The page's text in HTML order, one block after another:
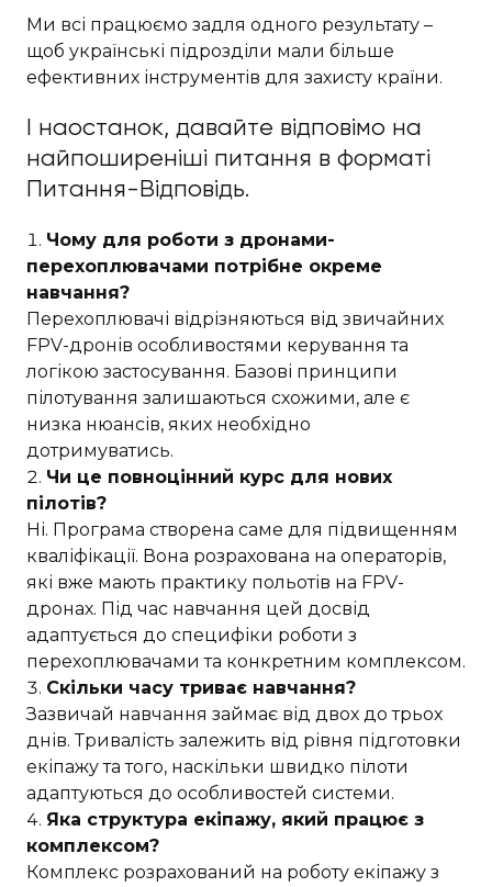
Ми всі працюємо задля одного результату –
щоб українські підрозділи мали більше
ефективних інструментів для захисту країни.
І наостанок, давайте відповімо на
найпоширеніші питання в форматі
Питання-Відповідь.
Чому для роботи з дронами-
перехоплювачами потрібне окреме
навчання?
Перехоплювачі відрізняються від звичайних
FPV-дронів особливостями керування та
логікою застосування. Базові принципи
пілотування залишаються схожими, але є
низка нюансів, яких необхідно
дотримуватись.
Чи це повноцінний курс для нових
пілотів?
Ні. Програма створена саме для підвищенням
кваліфікації. Вона розрахована на операторів,
які вже мають практику польотів на FPV-
дронах. Під час навчання цей досвід
адаптується до специфіки роботи з
перехоплювачами та конкретним комплексом.
Скільки часу триває навчання?
Зазвичай навчання займає від двох до трьох
днів. Тривалість залежить від рівня підготовки
екіпажу та того, наскільки швидко пілоти
адаптуються до особливостей системи.
Яка структура екіпажу, який працює з
комплексом?
Комплекс розрахований на роботу екіпажу з